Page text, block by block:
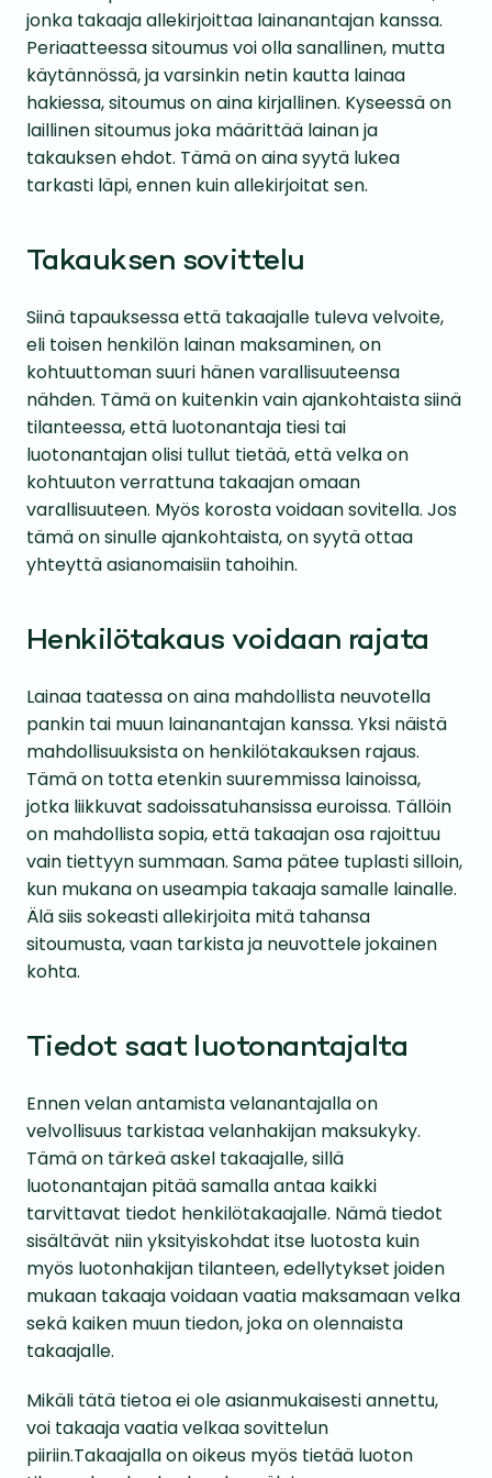
jonka takaaja allekirjoittaa lainanantajan kanssa.
Periaatteessa sitoumus voi olla sanallinen, mutta
käytännössä, ja varsinkin netin kautta lainaa
hakiessa, sitoumus on aina kirjallinen. Kyseessä on
laillinen sitoumus joka määrittää lainan ja
takauksen ehdot. Tämä on aina syytä lukea
tarkasti läpi, ennen kuin allekirjoitat sen.
Takauksen sovittelu
Siinä tapauksessa että takaajalle tuleva velvoite,
eli toisen henkilön lainan maksaminen, on
kohtuuttoman suuri hänen varallisuuteensa
nähden. Tämä on kuitenkin vain ajankohtaista siinä
tilanteessa, että luotonantaja tiesi tai
luotonantajan olisi tullut tietää, että velka on
kohtuuton verrattuna takaajan omaan
varallisuuteen. Myös korosta voidaan sovitella. Jos
tämä on sinulle ajankohtaista, on syytä ottaa
yhteyttä asianomaisiin tahoihin.
Henkilötakaus voidaan rajata
Lainaa taatessa on aina mahdollista neuvotella
pankin tai muun lainanantajan kanssa. Yksi näistä
mahdollisuuksista on henkilötakauksen rajaus.
Tämä on totta etenkin suuremmissa lainoissa,
jotka liikkuvat sadoissatuhansissa euroissa. Tällöin
on mahdollista sopia, että takaajan osa rajoittuu
vain tiettyyn summaan. Sama pätee tuplasti silloin,
kun mukana on useampia takaaja samalle lainalle.
Älä siis sokeasti allekirjoita mitä tahansa
sitoumusta, vaan tarkista ja neuvottele jokainen
kohta.
Tiedot saat luotonantajalta
Ennen velan antamista velanantajalla on
velvollisuus tarkistaa velanhakijan maksukyky.
Tämä on tärkeä askel takaajalle, sillä
luotonantajan pitää samalla antaa kaikki
tarvittavat tiedot henkilötakaajalle. Nämä tiedot
sisältävät niin yksityiskohdat itse luotosta kuin
myös luotonhakijan tilanteen, edellytykset joiden
mukaan takaaja voidaan vaatia maksamaan velka
sekä kaiken muun tiedon, joka on olennaista
takaajalle.
Mikäli tätä tietoa ei ole asianmukaisesti annettu,
voi takaaja vaatia velkaa sovittelun
piiriin.Takaajalla on oikeus myös tietää luoton